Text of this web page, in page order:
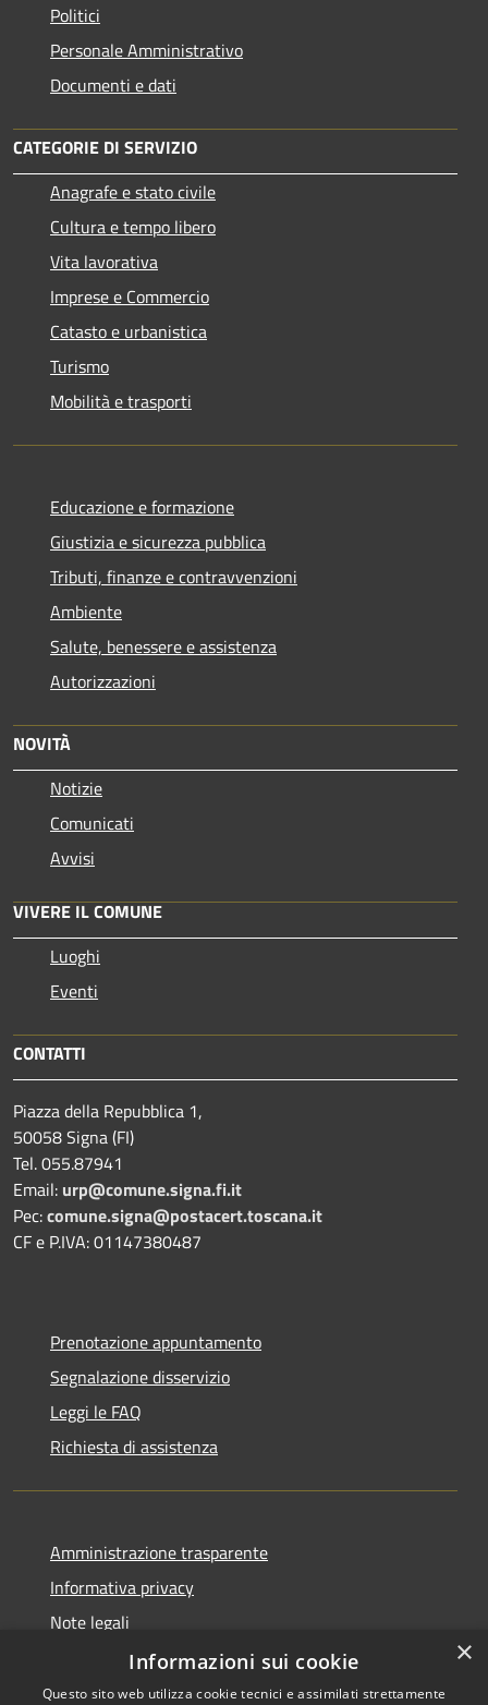
Politici
Personale Amministrativo
Documenti e dati
CATEGORIE DI SERVIZIO
Anagrafe e stato civile
Cultura e tempo libero
Vita lavorativa
Imprese e Commercio
Catasto e urbanistica
Turismo
Mobilità e trasporti
Educazione e formazione
Giustizia e sicurezza pubblica
Tributi, finanze e contravvenzioni
Ambiente
Salute, benessere e assistenza
Autorizzazioni
NOVITÀ
Notizie
Comunicati
Avvisi
VIVERE IL COMUNE
Luoghi
Eventi
CONTATTI
Piazza della Repubblica 1,
50058 Signa (FI)
Tel. 055.87941
Email: urp@comune.signa.fi.it
Pec:comune.signa@postacert.toscana.it
CF e P.IVA: 01147380487
Prenotazione appuntamento
Segnalazione disservizio
Leggi le FAQ
Richiesta di assistenza
Amministrazione trasparente
Informativa privacy
Note legali
Dichiarazione di accessibilità
×
Informazioni sui cookie
Questo sito web utilizza cookie tecnici e assimilati strettamente